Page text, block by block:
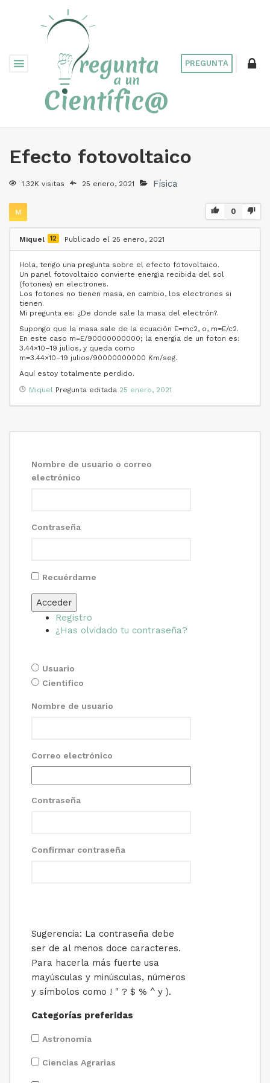
PREGUNTA
Efecto fotovoltaico
1.32K visitas 25 enero, 2021 Física
0
Miquel 12 Publicado el 25 enero, 2021
Hola, tengo una pregunta sobre el efecto fotovoltaico.
Un panel fotovoltaico convierte energia recibida del sol
(fotones) en electrones.
Los fotones no tienen masa, en cambio, los electrones si
tienen.
Mi pregunta es: ¿De donde sale la masa del electrón?.
Supongo que la masa sale de la ecuación E=mc2, o, m=E/c2.
En este caso m=E/90000000000; la energia de un foton es:
3.44×10–19 julios, y queda como
m=3.44×10–19 julios/90000000000 Km/seg.
Aquí estoy totalmente perdido.
Miquel Pregunta editada 25 enero, 2021
Nombre de usuario o correo
electrónico
Contraseña
Recuérdame
Acceder
Registro
¿Has olvidado tu contraseña?
Usuario
Cientifico
Nombre de usuario
Correo electrónico
Contraseña
Confirmar contraseña
Sugerencia: La contraseña debe
ser de al menos doce caracteres.
Para hacerla más fuerte usa
mayúsculas y minúsculas, números
y símbolos como ! " ? $ % ^ y ).
Categorías preferidas
Astronomía
Ciencias Agrarias